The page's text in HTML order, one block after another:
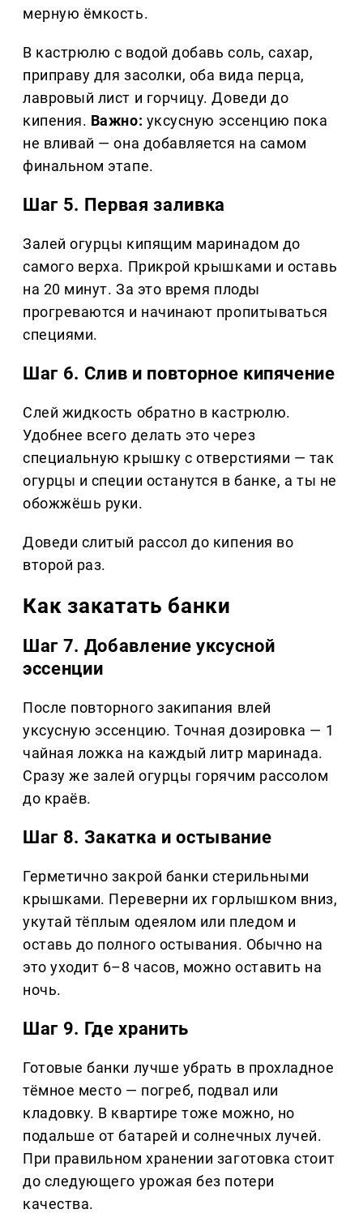
мерную ёмкость.
В кастрюлю с водой добавь соль, сахар,
приправу для засолки, оба вида перца,
лавровый лист и горчицу. Доведи до
кипения. Важно: уксусную эссенцию пока
не вливай — она добавляется на самом
финальном этапе.
Шаг 5. Первая заливка
Залей огурцы кипящим маринадом до
самого верха. Прикрой крышками и оставь
на 20 минут. За это время плоды
прогреваются и начинают пропитываться
специями.
Шаг 6. Слив и повторное кипячение
Слей жидкость обратно в кастрюлю.
Удобнее всего делать это через
специальную крышку с отверстиями — так
огурцы и специи останутся в банке, а ты не
обожжёшь руки.
Доведи слитый рассол до кипения во
второй раз.
Как закатать банки
Шаг 7. Добавление уксусной
эссенции
После повторного закипания влей
уксусную эссенцию. Точная дозировка — 1
чайная ложка на каждый литр маринада.
Сразу же залей огурцы горячим рассолом
до краёв.
Шаг 8. Закатка и остывание
Герметично закрой банки стерильными
крышками. Переверни их горлышком вниз,
укутай тёплым одеялом или пледом и
оставь до полного остывания. Обычно на
это уходит 6–8 часов, можно оставить на
ночь.
Шаг 9. Где хранить
Готовые банки лучше убрать в прохладное
тёмное место — погреб, подвал или
кладовку. В квартире тоже можно, но
подальше от батарей и солнечных лучей.
При правильном хранении заготовка стоит
до следующего урожая без потери
качества.